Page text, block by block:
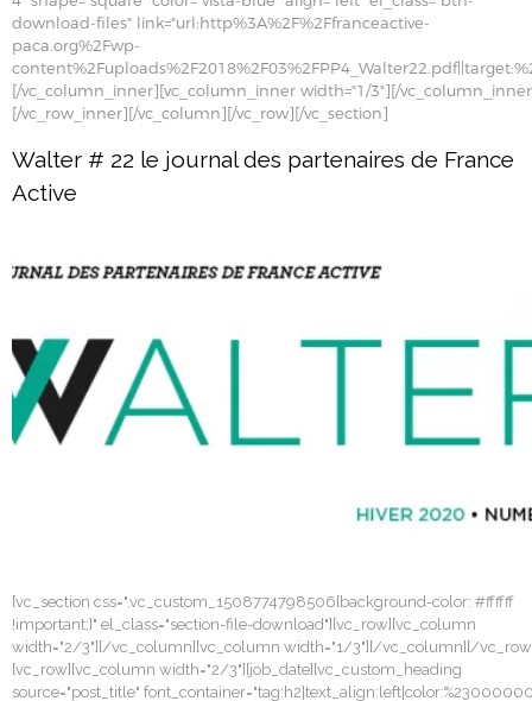
download-files" link="url:http%3A%2F%2Ffranceactive-
paca.org%2Fwp-
[/vc_column_inner][vc_column_inner width="1/3"][/
[/vc_row_inner][/vc_column][/vc_row][/vc_section]
Walter # 22 le journal des partenaires de France
Active
[vc_section css=".vc_custom_1508774798506{background-color: #ffffff
!important;}" el_class="section-file-download"][vc_row][vc_column
width="2/3"][/vc_column][vc_column width="1/3"][/vc_column][/
[vc_row][vc_column width="2/3"][job_date][vc_custom_heading
source="post_title"